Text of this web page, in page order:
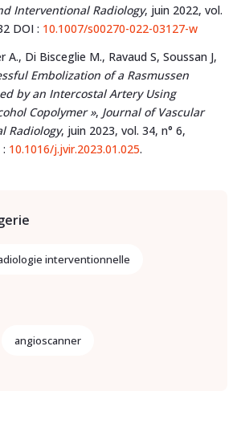
Interventional Radiology, juin 2022, vol.
DOI : 10.1007/s00270-022-03127-w
Di Bisceglie M., Ravaud S, Soussan J,
Embolization of a Rasmussen
by an Intercostal Artery Using
Copolymer », Journal of Vascular
Radiology, juin 2023, vol. 34, n° 6,
10.1016/j.jvir.2023.01.025.
interventionnelle
angioscanner